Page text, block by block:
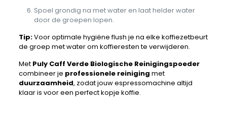
Spoel grondig na met water en laat helder water
door de groepen lopen.
Tip:Voor optimale hygiëne flush je na elke koffiezetbeurt
de groep met water om koffieresten te verwijderen.
Met Puly Caff Verde Biologische Reinigingspoeder
combineer je professionele reiniging met
duurzaamheid, zodat jouw espressomachine altijd
klaar is voor een perfect kopje koffie.